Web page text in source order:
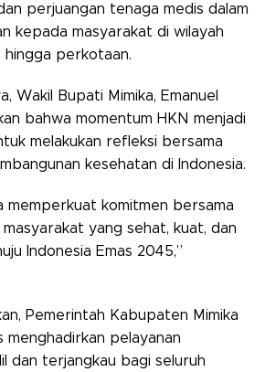
perjuangan tenaga medis dalam
kepada masyarakat di wilayah
hingga perkotaan.
Wakil Bupati Mimika, Emanuel
bahwa momentum HKN menjadi
melakukan refleksi bersama
kesehatan di Indonesia.
memperkuat komitmen bersama
masyarakat yang sehat, kuat, dan
Indonesia Emas 2045,”
Pemerintah Kabupaten Mimika
pelayanan
dan terjangkau bagi seluruh